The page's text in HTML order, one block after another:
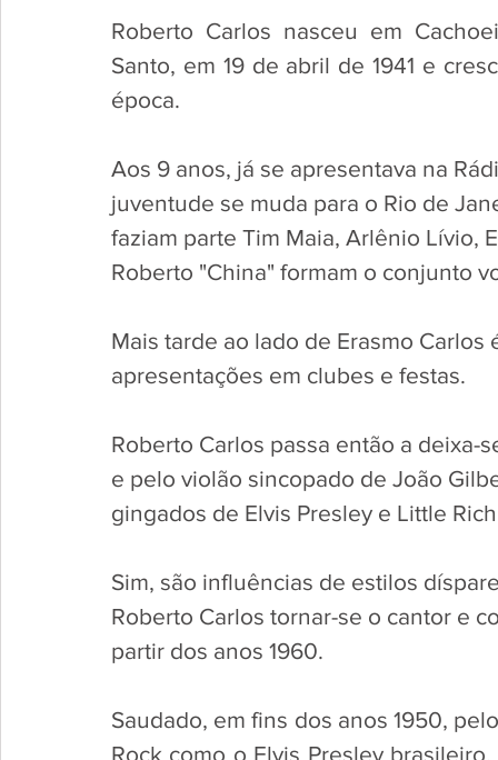
Roberto Carlos nasceu em
Santo, em 19 de abril de 1941 e
época.
Aos 9 anos, já se apresentava na
juventude se muda para o Rio de
faziam parte Tim Maia, Arlênio Lívio,
Roberto "China" formam o conjunto
Mais tarde ao lado de Erasmo
apresentações em clubes e festas.
Roberto Carlos passa então a
e pelo violão sincopado de João
gingados de Elvis Presley e Little
Sim, são influências de estilos
Roberto Carlos tornar-se o cantor e
partir dos anos 1960.
Saudado, em fins dos anos 1950,
Rock como o Elvis Presley